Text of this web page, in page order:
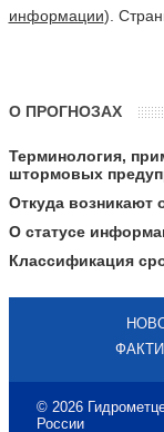
информации).
О ПРОГНОЗАХ
Терминология,
штормовых
Откуда возникают
О статусе
Классификация
© 2026
России